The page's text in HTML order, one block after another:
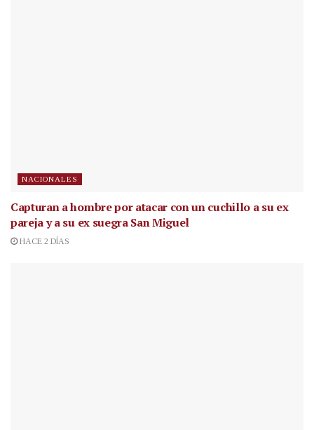
NACIONALES
Capturan a hombre por atacar con un cuchillo a su ex
pareja y a su ex suegra San Miguel
HACE 2 DÍAS